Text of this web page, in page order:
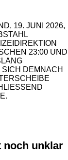
19. JUNI 2026,
23:00 UND
U
DEMNACH D
Z
DU
noch unklar